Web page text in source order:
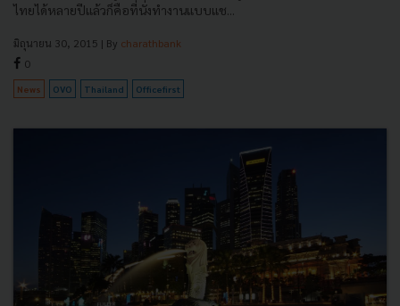
ไทยได้หลายปีแล้วก็คือที่นั่งทำงานแบบแช...
มิถุนายน 30, 2015 | By charathbank
0
News OVO Thailand Officefirst